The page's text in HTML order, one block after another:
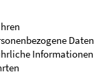
Daten
Informationen